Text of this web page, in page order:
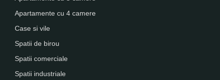
Apartamente cu 4 camere
Case si vile
Spatii de birou
Spatii comerciale
Spatii industriale